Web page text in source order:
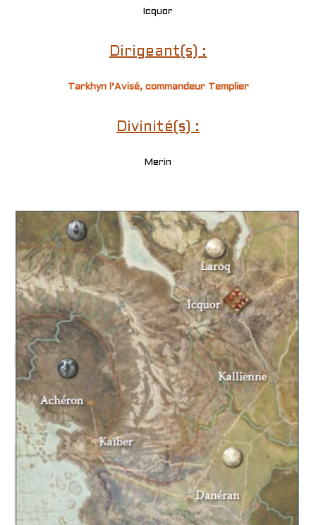
Icquor
Dirigeant(s) :
Tarkhyn l’Avisé, commandeur Templier
Divinité(s) :
Merin